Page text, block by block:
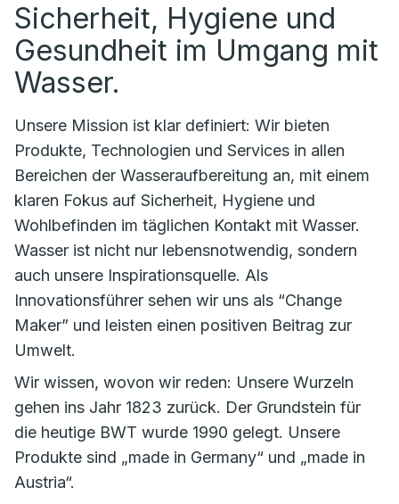
Sicherheit, Hygiene und
Gesundheit im Umgang mit
Wasser.
Unsere Mission ist klar definiert: Wir bieten
Produkte, Technologien und Services in allen
Bereichen der Wasseraufbereitung an, mit einem
klaren Fokus auf Sicherheit, Hygiene und
Wohlbefinden im täglichen Kontakt mit Wasser.
Wasser ist nicht nur lebensnotwendig, sondern
auch unsere Inspirationsquelle. Als
Innovationsführer sehen wir uns als “Change
Maker” und leisten einen positiven Beitrag zur
Umwelt.
Wir wissen, wovon wir reden: Unsere Wurzeln
gehen ins Jahr 1823 zurück. Der Grundstein für
die heutige BWT wurde 1990 gelegt. Unsere
Produkte sind „made in Germany“ und „made in
Austria“.